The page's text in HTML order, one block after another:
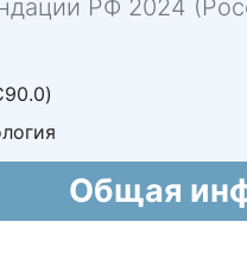
РФ 2024
Общая